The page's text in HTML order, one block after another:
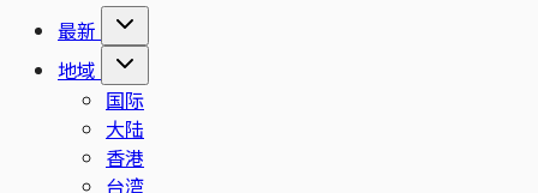
最新
地域
国际
大陆
香港
台湾